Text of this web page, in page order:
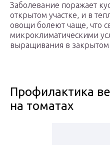
Заболевание поражает
открытом участке, и в
овощи болеют чаще, что
микроклиматическими
выращивания в закрытом
Профилактика
на томатах